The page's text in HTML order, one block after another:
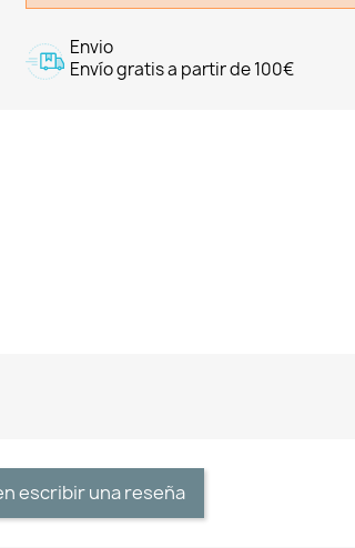
Envio
Envío gratis a partir de 100€
escribir una reseña